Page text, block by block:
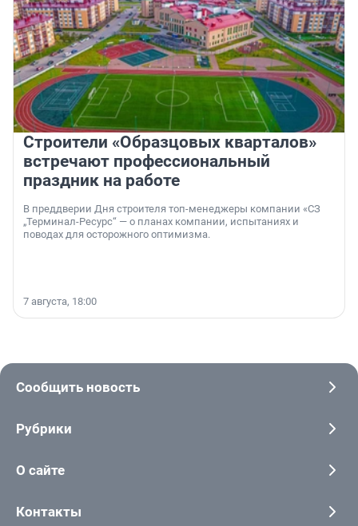
Строители «Образцовых кварталов»
встречают профессиональный
праздник на работе
В преддверии Дня строителя топ-менеджеры компании «СЗ
„Терминал-Ресурс“ — о планах компании, испытаниях и
поводах для осторожного оптимизма.
7 августа, 18:00
Сообщить новость
Рубрики
О сайте
Контакты